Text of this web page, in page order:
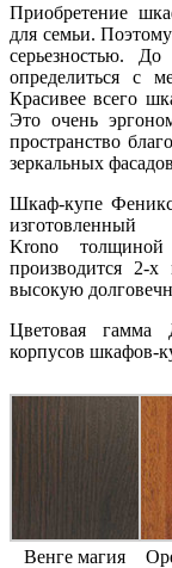
Приобретение
для семьи.
серьезностью.
определиться с
Красивее всего
Это очень
пространство
зеркальных
Шкаф-купе
Krono
производится 2-
высокую
Цветовая гамма
корпусов шкафов-
Венге магия